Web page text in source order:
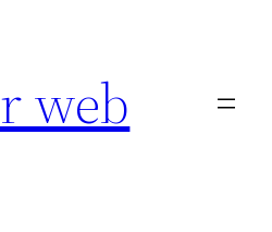
web